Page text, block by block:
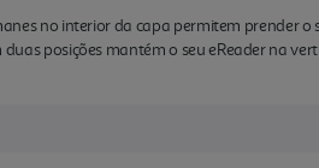
no interior da capa permitem prender o
posições mantém o seu eReader na